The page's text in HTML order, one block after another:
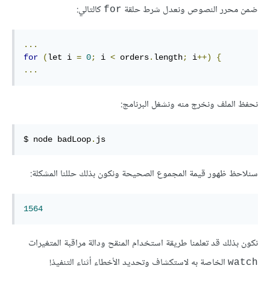
ضمن محرر النصوص ونعدل شرط حلقة ‎for‎ كالتالي:
...
for
(let i = 0; i < orders. length; i++)
{
...
نحفظ الملف ونخرج منه ونشغل البرنامج:
$ node badLoop. js
سنلاحظ ظهور قيمة المجموع الصحيحة ونكون بذلك حللنا المشكلة:
1564
نكون بذلك قد تعلمنا طريقة استخدام المنقح ودالة مراقبة المتغيرات
‎watch‎ الخاصة به لاستكشاف وتحديد الأخطاء أثناء التنفيذ!